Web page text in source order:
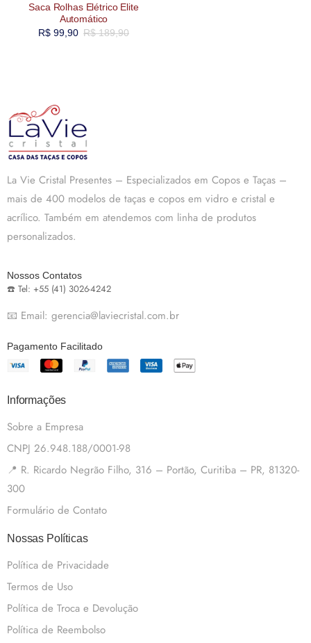
Saca Rolhas Elétrico Elite
Automático
R$189,90
R$99,90
La Vie Cristal Presentes – Especializados em Copos e Taças –
mais de 400 modelos de taças e copos em vidro e cristal e
acrílico. Também em atendemos com linha de produtos
personalizados.
Nossos Contatos
☎️ Tel: +55 (41) 3026-4242
📧 Email: gerencia@laviecristal.com.br
Pagamento Facilitado
Informações
Sobre a Empresa
CNPJ 26.948.188/0001-98
📍 R. Ricardo Negrão Filho, 316 – Portão, Curitiba – PR, 81320-
300
Formulário de Contato
Nossas Políticas
Política de Privacidade
Termos de Uso
Política de Troca e Devolução
Política de Reembolso